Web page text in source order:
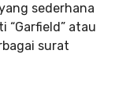
sederhana
“Garfield” atau
surat